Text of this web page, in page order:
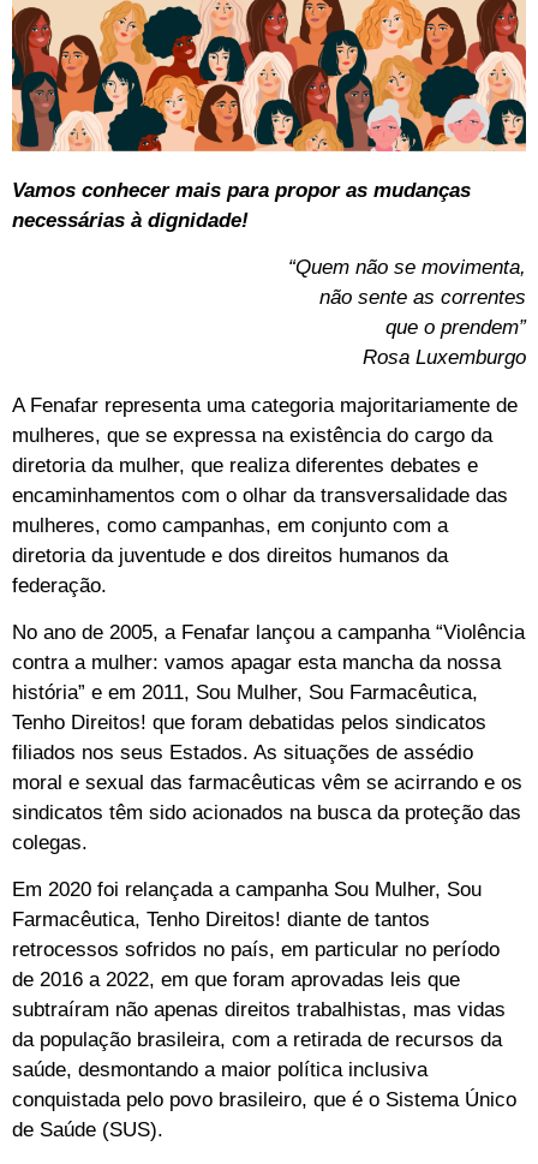
Vamos conhecer mais para propor as mudanças
necessárias à dignidade!
“Quem não se movimenta,
não sente as correntes
que o prendem”
Rosa Luxemburgo
A Fenafar representa uma categoria majoritariamente de
mulheres, que se expressa na existência do cargo da
diretoria da mulher, que realiza diferentes debates e
encaminhamentos com o olhar da transversalidade das
mulheres, como campanhas, em conjunto com a
diretoria da juventude e dos direitos humanos da
federação.
No ano de 2005, a Fenafar lançou a campanha “Violência
contra a mulher: vamos apagar esta mancha da nossa
história” e em 2011, Sou Mulher, Sou Farmacêutica,
Tenho Direitos! que foram debatidas pelos sindicatos
filiados nos seus Estados. As situações de assédio
moral e sexual das farmacêuticas vêm se acirrando e os
sindicatos têm sido acionados na busca da proteção das
colegas.
Em 2020 foi relançada a campanha Sou Mulher, Sou
Farmacêutica, Tenho Direitos! diante de tantos
retrocessos sofridos no país, em particular no período
de 2016 a 2022, em que foram aprovadas leis que
subtraíram não apenas direitos trabalhistas, mas vidas
da população brasileira, com a retirada de recursos da
saúde, desmontando a maior política inclusiva
conquistada pelo povo brasileiro, que é o Sistema Único
de Saúde (SUS).